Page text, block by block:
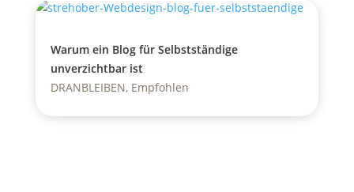
Warum ein Blog für Selbstständige
unverzichtbar ist
DRANBLEIBEN, Empfohlen